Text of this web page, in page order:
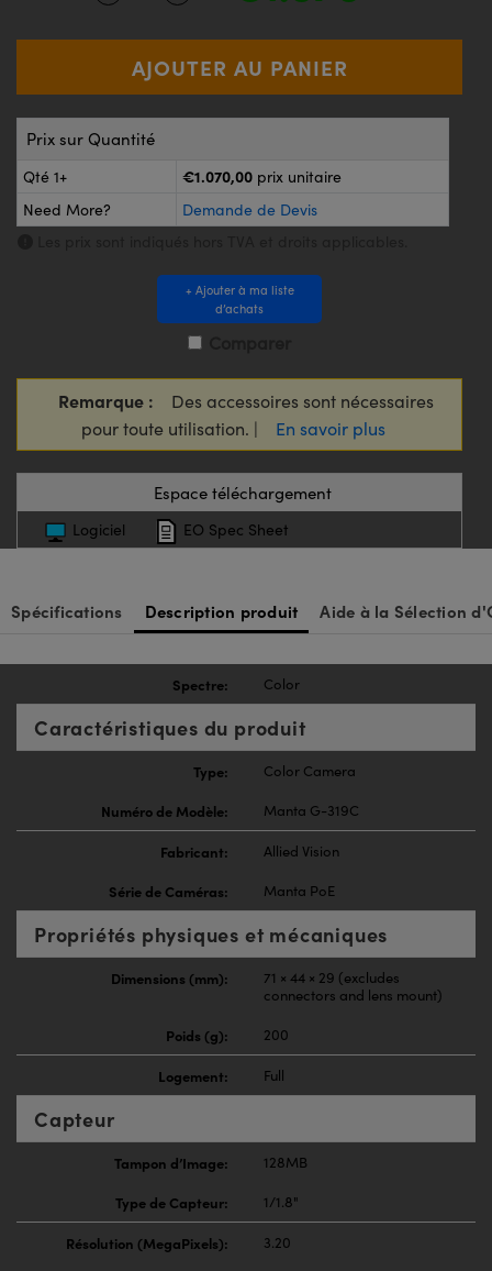
: Microscopie
pour Caméras
: Caméras
Optiques Lightpath
Optiques de SCHOTT
Prix sur Quantité
Qté 1+ €1.070,00 prix unitaire
Need More?
Demande de Devis
+ Ajouter à ma liste
d’achats
Remarque :
Des accessoires sont nécessaires
pour toute utilisation. |
En savoir plus
Espace téléchargement
Logiciel EO Spec Sheet
Spécifications Description produit Aide à la Sélection
Spectre: Color
Caractéristiques du produit
Type:
Color Camera
Numéro de Modèle:
Manta G-319C
Fabricant:
Allied Vision
Série de Caméras:
Manta PoE
Propriétés physiques et mécaniques
Dimensions (mm):
71 × 44 × 29 (excludes
connectors and lens mount)
Poids (g):
200
Logement: Full
Capteur
Tampon d’Image:
128MB
Type de Capteur:
1/1.8"
Résolution (MegaPixels):
3.20